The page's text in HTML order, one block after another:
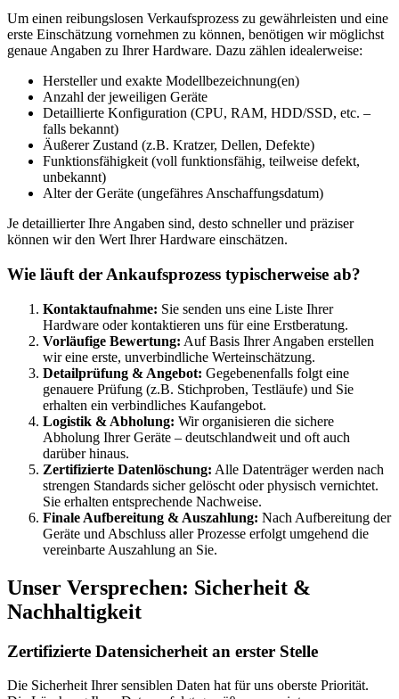
Um einen reibungslosen Verkaufsprozess zu gewährleisten und eine
erste Einschätzung vornehmen zu können, benötigen wir möglichst
genaue Angaben zu Ihrer Hardware. Dazu zählen idealerweise:
Hersteller und exakte Modellbezeichnung(en)
Anzahl der jeweiligen Geräte
Detaillierte Konfiguration (CPU, RAM, HDD/SSD, etc. –
falls bekannt)
Äußerer Zustand (z.B. Kratzer, Dellen, Defekte)
Funktionsfähigkeit (voll funktionsfähig, teilweise defekt,
unbekannt)
Alter der Geräte (ungefähres Anschaffungsdatum)
Je detaillierter Ihre Angaben sind, desto schneller und präziser
können wir den Wert Ihrer Hardware einschätzen.
Wie läuft der Ankaufsprozess typischerweise ab?
Kontaktaufnahme: Sie senden uns eine Liste Ihrer
Hardware oder kontaktieren uns für eine Erstberatung.
Vorläufige Bewertung: Auf Basis Ihrer Angaben erstellen
wir eine erste, unverbindliche Werteinschätzung.
Detailprüfung & Angebot: Gegebenenfalls folgt eine
genauere Prüfung (z.B. Stichproben, Testläufe) und Sie
erhalten ein verbindliches Kaufangebot.
Logistik & Abholung: Wir organisieren die sichere
Abholung Ihrer Geräte – deutschlandweit und oft auch
darüber hinaus.
Zertifizierte Datenlöschung: Alle Datenträger werden nach
strengen Standards sicher gelöscht oder physisch vernichtet.
Sie erhalten entsprechende Nachweise.
Finale Aufbereitung & Auszahlung: Nach Aufbereitung der
Geräte und Abschluss aller Prozesse erfolgt umgehend die
vereinbarte Auszahlung an Sie.
Unser Versprechen: Sicherheit &
Nachhaltigkeit
Zertifizierte Datensicherheit an erster Stelle
Die Sicherheit Ihrer sensiblen Daten hat für uns oberste Priorität.